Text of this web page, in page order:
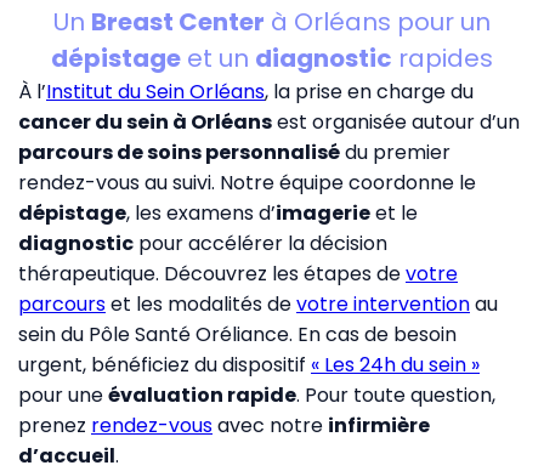
Un Breast Center à Orléans pour un
dépistage et un diagnostic rapides
À l’Institut du Sein Orléans, la prise en charge du
cancer du sein à Orléansest organisée autour d’un
parcours de soins personnalisédu premier
rendez-vous au suivi. Notre équipe coordonne le
dépistage, les examens d’imagerieet le
diagnostic pour accélérer la décision
thérapeutique. Découvrez les étapes devotre
parcourset les modalités devotre interventionau
sein du Pôle Santé Oréliance. En cas de besoin
urgent, bénéficiez du dispositif « Les 24h du sein »
pour uneévaluation rapide. Pour toute question,
prenez rendez-vousavec notre infirmière
d’accueil.